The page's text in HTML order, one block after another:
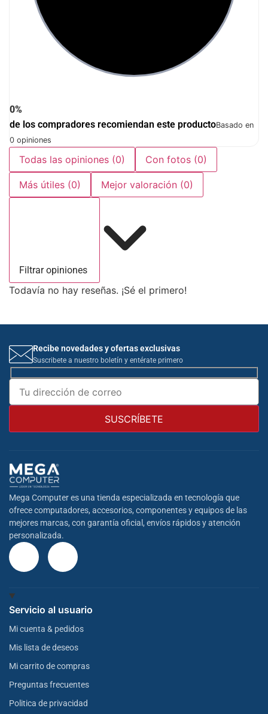
0%
de los compradores recomiendan este productoBasado en
0 opiniones
Todas las opiniones (0) Con fotos (0)
Más útiles (0) Mejor valoración (0)
Filtrar opiniones
Todavía no hay reseñas. ¡Sé el primero!
Recibe novedades y ofertas exclusivas
Suscribete a nuestro boletín y entérate primero
Mega Computer es una tienda especializada en tecnología que
ofrece computadores, accesorios, componentes y equipos de las
mejores marcas, con garantía oficial, envíos rápidos y atención
personalizada.
Servicio al usuario
Mi cuenta & pedidos
Mis lista de deseos
Mi carrito de compras
Preguntas frecuentes
Politica de privacidad